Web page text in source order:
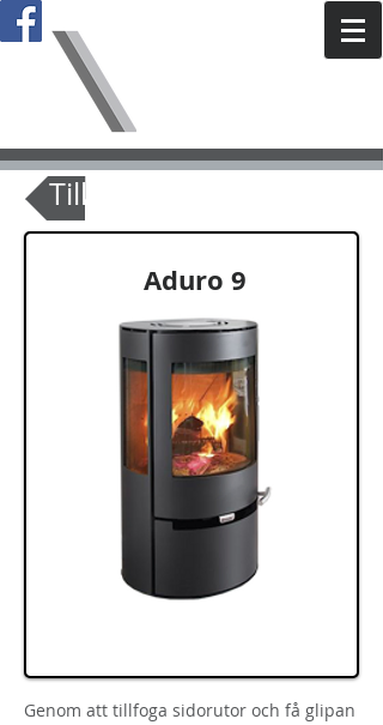
Vvs i
Sala AB
Tillbaka
Aduro 9
Genom att tillfoga sidorutor och få glipan